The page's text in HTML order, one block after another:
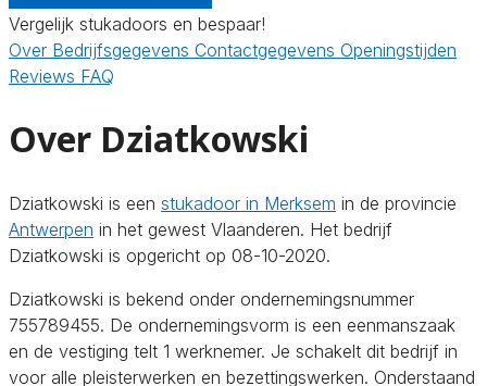
Vergelijk stukadoors en bespaar!
Over Bedrijfsgegevens Contactgegevens Openingstijden
Reviews FAQ
Over Dziatkowski
Dziatkowski is een stukadoor in Merksem in de provincie
Antwerpen in het gewest Vlaanderen. Het bedrijf
Dziatkowski is opgericht op 08-10-2020.
Dziatkowski is bekend onder ondernemingsnummer
755789455. De ondernemingsvorm is een eenmanszaak
en de vestiging telt 1 werknemer. Je schakelt dit bedrijf in
voor alle pleisterwerken en bezettingswerken. Onderstaand